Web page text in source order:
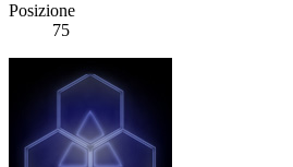
Posizione
75